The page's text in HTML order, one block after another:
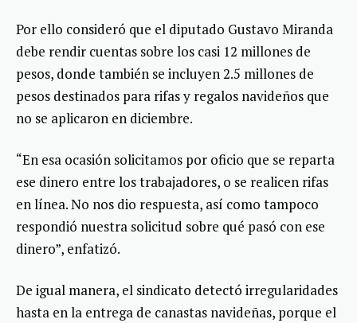
Por ello consideró que el diputado Gustavo Miranda
debe rendir cuentas sobre los casi 12 millones de
pesos, donde también se incluyen 2.5 millones de
pesos destinados para rifas y regalos navideños que
no se aplicaron en diciembre.
“En esa ocasión solicitamos por oficio que se reparta
ese dinero entre los trabajadores, o se realicen rifas
en línea. No nos dio respuesta, así como tampoco
respondió nuestra solicitud sobre qué pasó con ese
dinero”, enfatizó.
De igual manera, el sindicato detectó irregularidades
hasta en la entrega de canastas navideñas, porque el